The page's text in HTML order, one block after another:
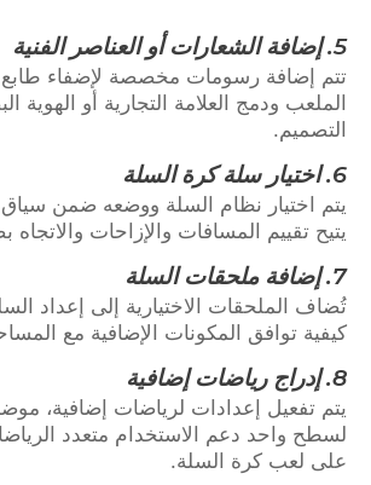
5. إضافة الشعارات أو العناصر الفنية
تتم إضافة رسومات مخصصة لإضفاء
الملعب ودمج العلامة التجارية أو الهوية
التصميم.
6. اختيار سلة كرة السلة
يتم اختيار نظام السلة ووضعه ضمن
يتيح تقييم المسافات والإزاحات والاتجاه
7. إضافة ملحقات السلة
تُضاف الملحقات الاختيارية إلى إعداد
كيفية توافق المكونات الإضافية مع
8. إدراج رياضات إضافية
يتم تفعيل إعدادات لرياضات إضافية،
لسطح واحد دعم الاستخدام متعدد
على لعب كرة السلة.